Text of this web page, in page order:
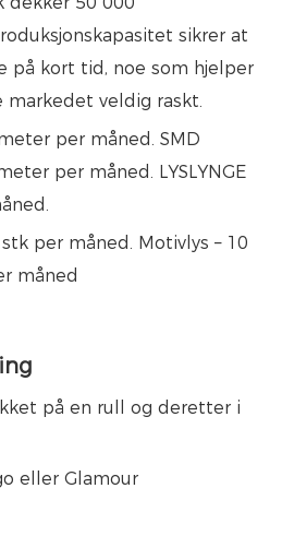
sikrer at
på kort tid, noe som hjelper
veldig raskt.
per måned. SMD
per måned. LYSLYNGE
per måned. Motivlys – 10
måned
på en rull og deretter i
eller Glamour